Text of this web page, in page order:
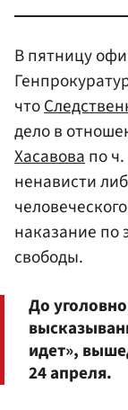
В пятницу
что
дело в
Хасавова по
ненависти
наказание по
свободы.
До
идет»,
24 апреля.